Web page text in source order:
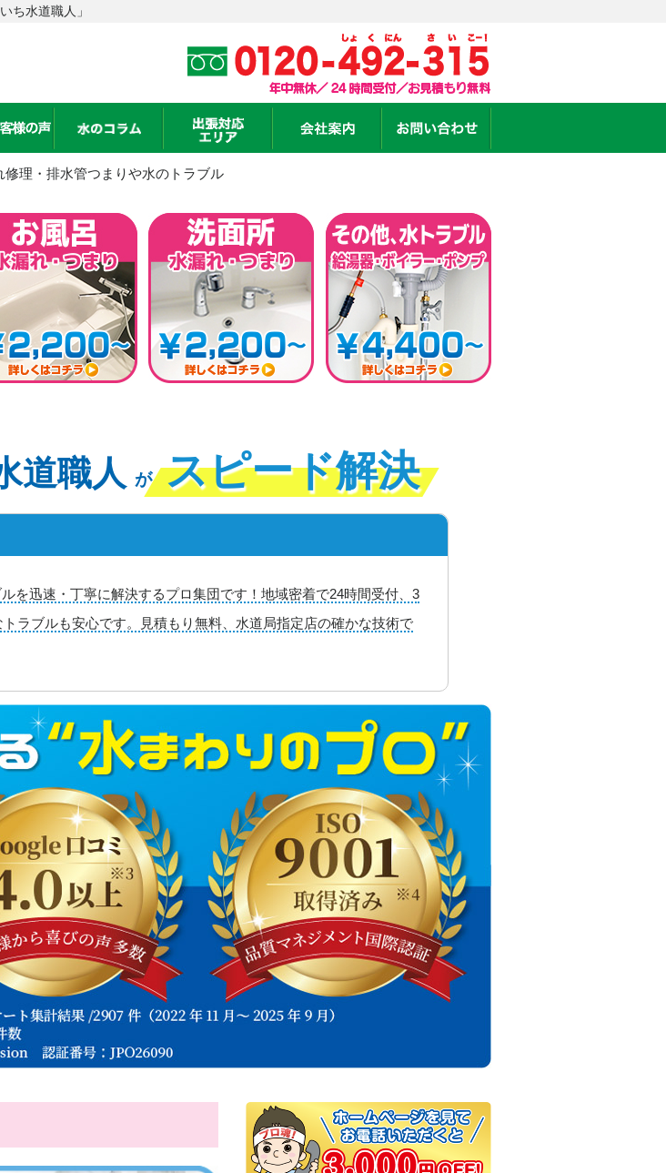
ち水道職人」
理・排水管つまりや水のトラブル
道職人 が スピード解決
を迅速・丁寧に解決するプロ集団です！地域密着で24時間受付、3
ラブルも安心です。見積もり無料、水道局指定店の確かな技術で